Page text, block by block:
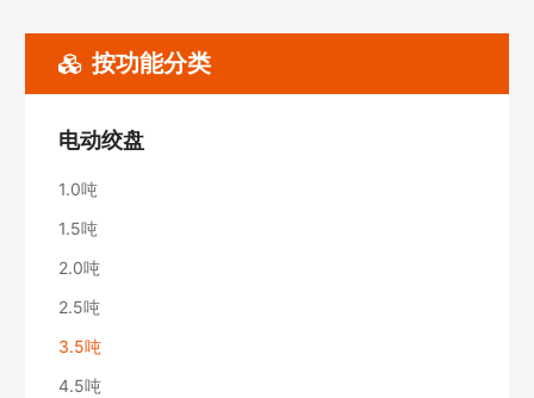
按功能分类
电动绞盘
1.0吨
1.5吨
2.0吨
2.5吨
3.5吨
4.5吨